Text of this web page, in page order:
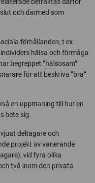
och därmed som
förhållanden, t ex
hälsa och förmåga
begreppet ”hälsosam”
för att beskriva ”bra”
en uppmaning till hur en
bete sig.
deltagare och
projekt av varierande
vid fyra olika
två inom den privata